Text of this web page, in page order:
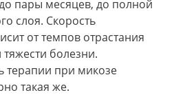
пары месяцев, до полной
слоя. Скорость
от темпов отрастания
болезни.
терапии при микозе
такая же.